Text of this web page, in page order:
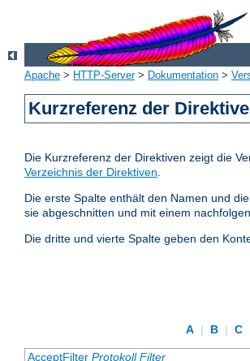
Apache > HTTP-Server> Dokumentation >
Kurzreferenz der
Die Kurzreferenz der Direktiven zeigt die
Verzeichnis der Direktiven.
Die erste Spalte enthält den Namen und
sie abgeschnitten und mit einem
Die dritte und vierte Spalte geben den
A | B | C
AcceptFilter Protokoll Filter